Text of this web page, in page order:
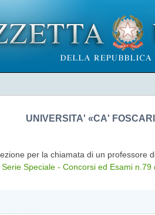
UNIVERSITA' «CA'
per la chiamata di un professore
Serie Speciale - Concorsi ed Esami n.79